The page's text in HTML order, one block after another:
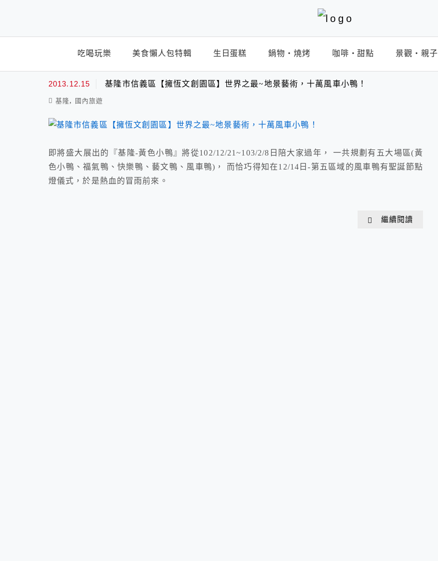
吃喝玩樂 美食懶人包特輯 生日蛋糕 鍋物‧燒烤 咖啡‧甜點 景觀‧親子
風車鴨
2013.12.15 基隆市信義區【擁恆文創園區】世界之最~地景藝術，十萬風車小鴨！
基隆, 國內旅遊
即將盛大展出的『基隆-黃色小鴨』將從102/12/21~103/2/8日陪大家過年， 一共規劃有五大場區(黃
色小鴨、福氣鴨、快樂鴨、藝文鴨、風車鴨)， 而恰巧得知在12/14日-第五區域的風車鴨有聖誕節點
燈儀式，於是熱血的冒雨前來。
繼續閱讀